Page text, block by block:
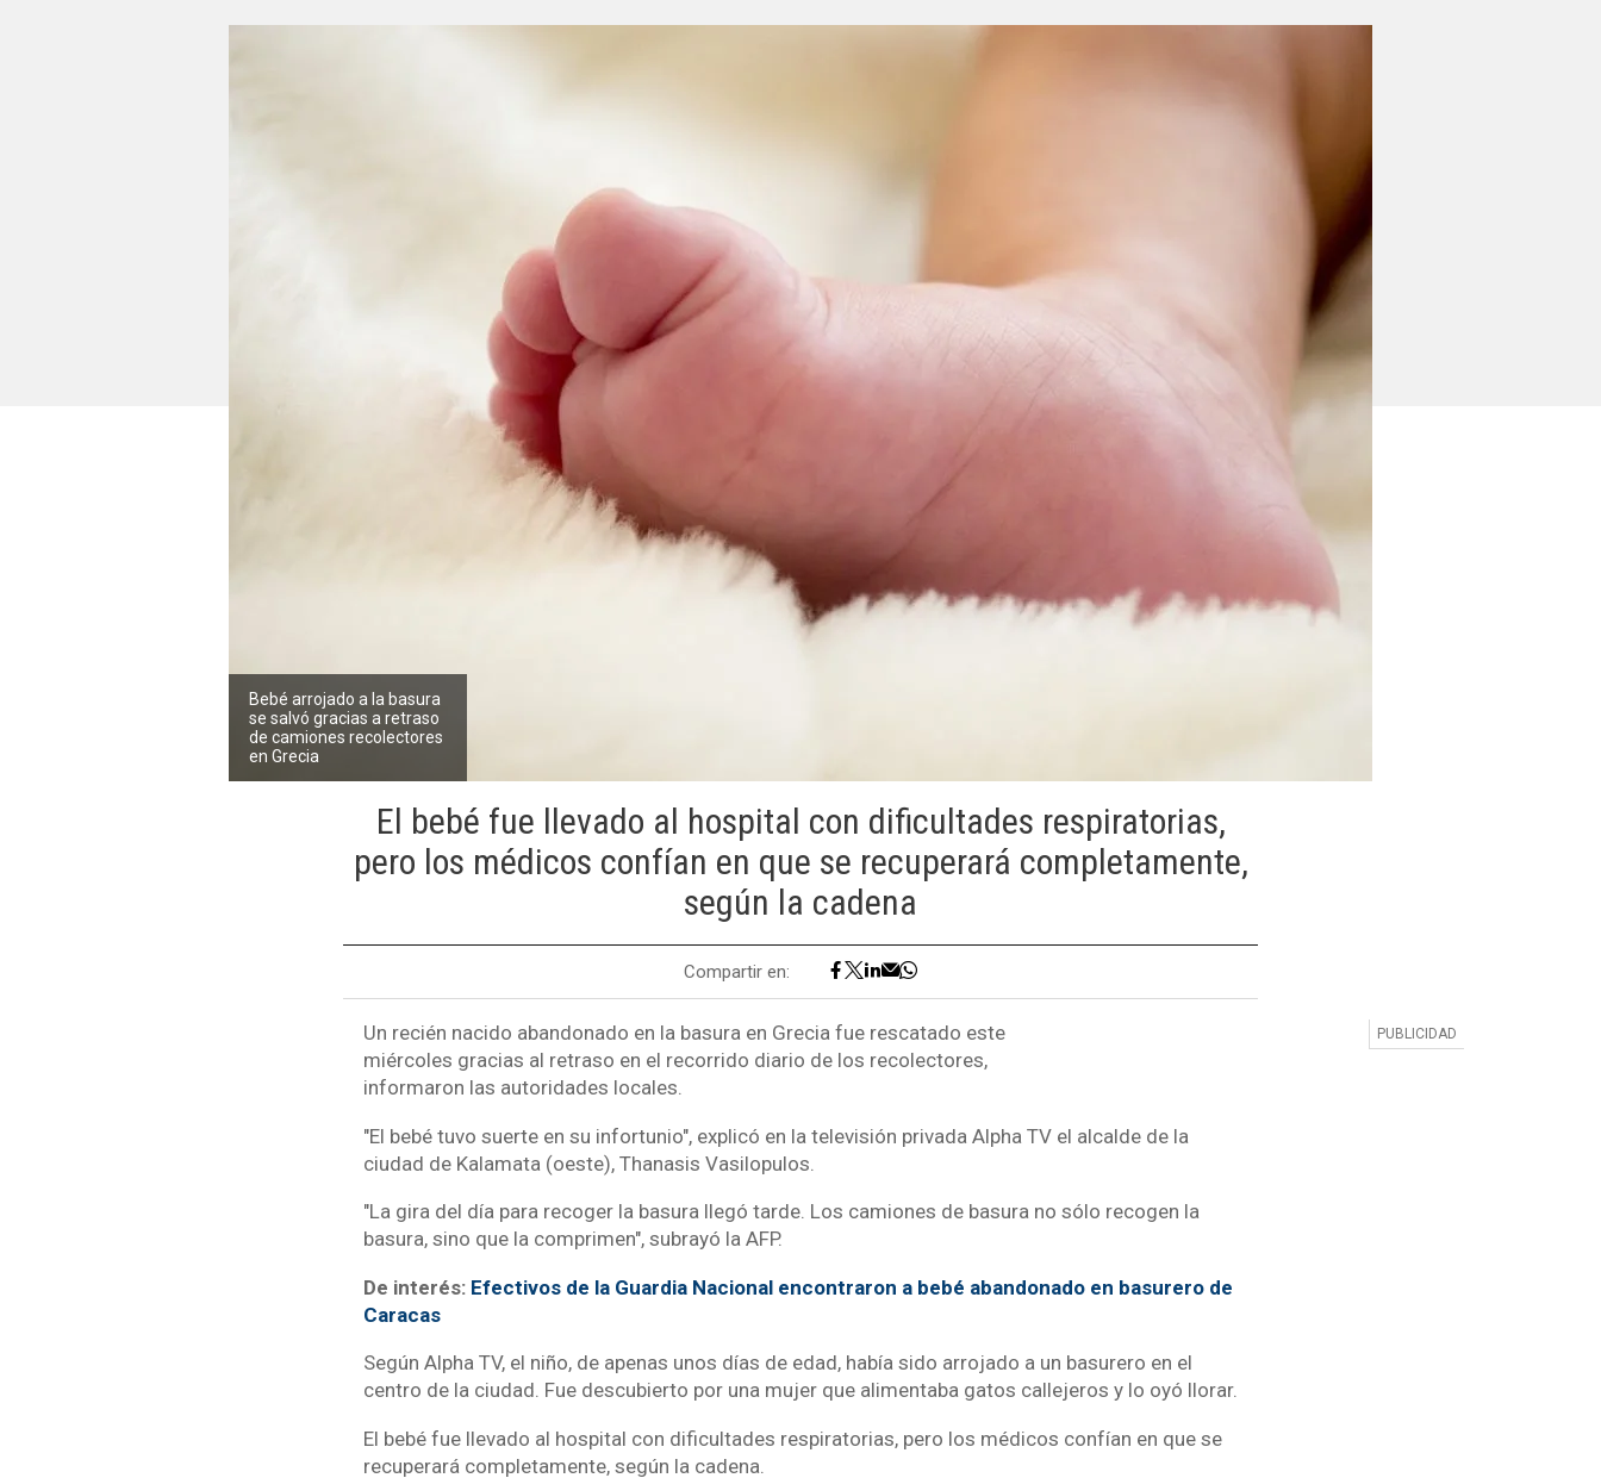
Bebé arrojado a la basura
se salvó gracias a retraso
de camiones recolectores
en Grecia
El bebé fue llevado al hospital con dificultades respiratorias,
pero los médicos confían en que se recuperará completamente,
según la cadena
Compartir en:
Un recién nacido abandonado en la basura en Grecia fue rescatado este
miércoles gracias al retraso en el recorrido diario de los recolectores,
informaron las autoridades locales.
"El bebé tuvo suerte en su infortunio", explicó en la televisión privada Alpha TV el alcalde de la
ciudad de Kalamata (oeste), Thanasis Vasilopulos.
"La gira del día para recoger la basura llegó tarde. Los camiones de basura no sólo recogen la
basura, sino que la comprimen", subrayó la AFP.
De interés: Efectivos de la Guardia Nacional encontraron a bebé abandonado en basurero de
Caracas
Según Alpha TV, el niño, de apenas unos días de edad, había sido arrojado a un basurero en el
centro de la ciudad. Fue descubierto por una mujer que alimentaba gatos callejeros y lo oyó llorar.
El bebé fue llevado al hospital con dificultades respiratorias, pero los médicos confían en que se
recuperará completamente, según la cadena.